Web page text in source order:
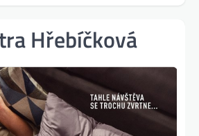
Hřebíčková